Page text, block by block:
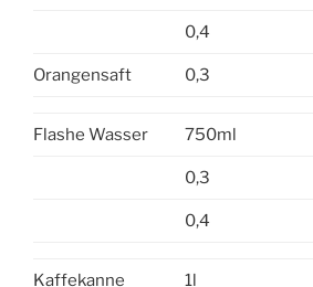
0,4
Orangensaft 0,3
Flashe Wasser 750ml
0,3
0,4
Kaffekanne 1l